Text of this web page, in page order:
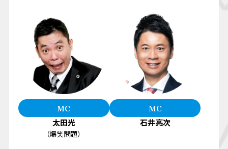
MC
太田光
（爆笑問題）
MC
石井亮次